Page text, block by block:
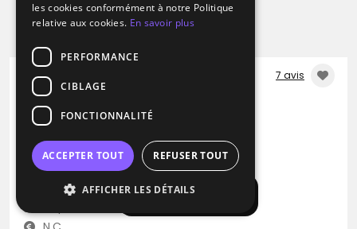
Afficher la carte
7 avis
DJ
Boogie Van
Disco Reggae Musique Africaine
Gaillac (81)
les cookies conformément à notre Politique
relative aux cookies. En savoir plus
PERFORMANCE
CIBLAGE
FONCTIONNALITÉ
ACCEPTER TOUT REFUSER TOUT
AFFICHER LES DÉTAILS